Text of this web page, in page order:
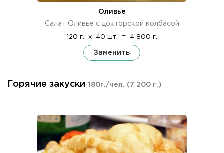
Оливье
Салат Оливье с докторской колбасой
120 г. x 40 шт. = 4 800 г.
Заменить
Горячие закуски 180г./чел. (7 200 г.)